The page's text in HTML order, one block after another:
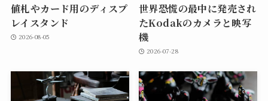
値札やカード用のディスプ
レイスタンド
2026-08-05
世界恐慌の最中に発売され
たKodakのカメラと映写
機
2026-07-28